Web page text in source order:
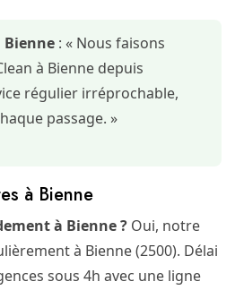
Bienne : « Nous faisons
à Bienne depuis
régulier irréprochable,
passage. »
à Bienne
à Bienne ? Oui, notre
à Bienne (2500). Délai
sous 4h avec une ligne